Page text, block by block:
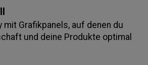
mit Grafikpanels, auf denen du
und deine Produkte optimal